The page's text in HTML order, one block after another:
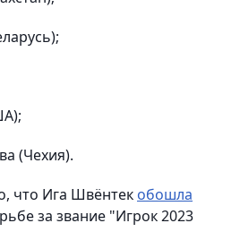
(Чехия).
что Ига Швёнтек обошла
за звание "Игрок 2023